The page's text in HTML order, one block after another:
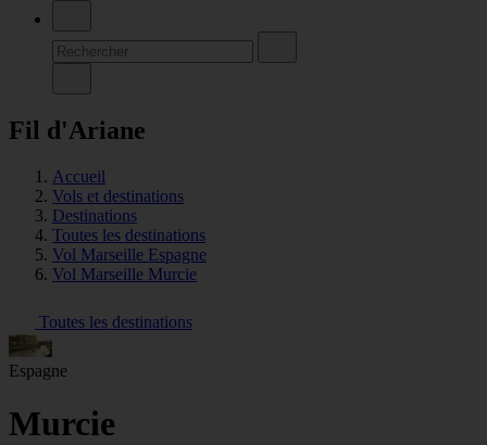
Fil d'Ariane
Accueil
Vols et destinations
Destinations
Toutes les destinations
Vol Marseille Espagne
Vol Marseille Murcie
Toutes les destinations
Espagne
Murcie